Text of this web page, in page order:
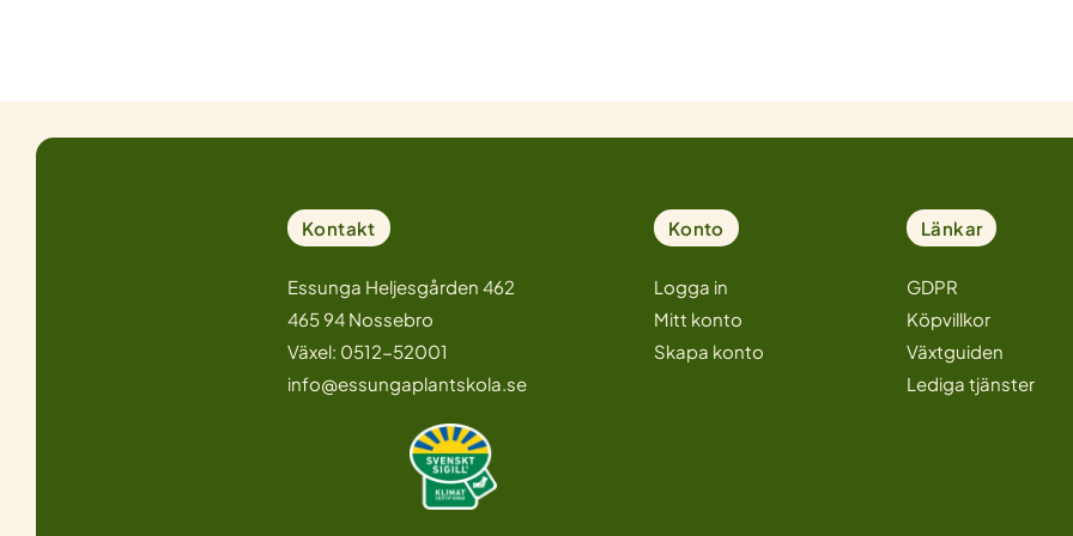
Kontakt
Essunga Heljesgården 462
465 94 Nossebro
Växel: 0512-52001
info@essungaplantskola.se
Konto
Logga in
Mitt konto
Skapa konto
Länkar
GDPR
Köpvillkor
Växtguiden
Lediga tjänster